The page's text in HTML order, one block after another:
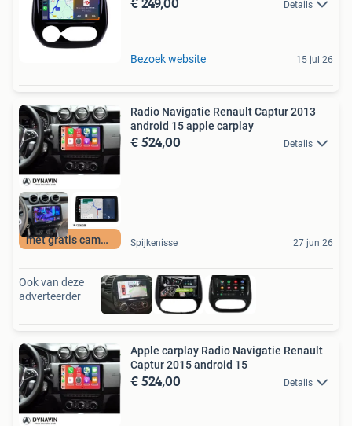
Details
Bezoek website 15 jul 26
met gratis camera
Radio Navigatie Renault Captur 2013
android 15 apple carplay
€ 524,00 Details
Spijkenisse 27 jun 26
Ook van deze
adverteerder
Apple carplay Radio Navigatie Renault
Captur 2015 android 15
€ 524,00 Details